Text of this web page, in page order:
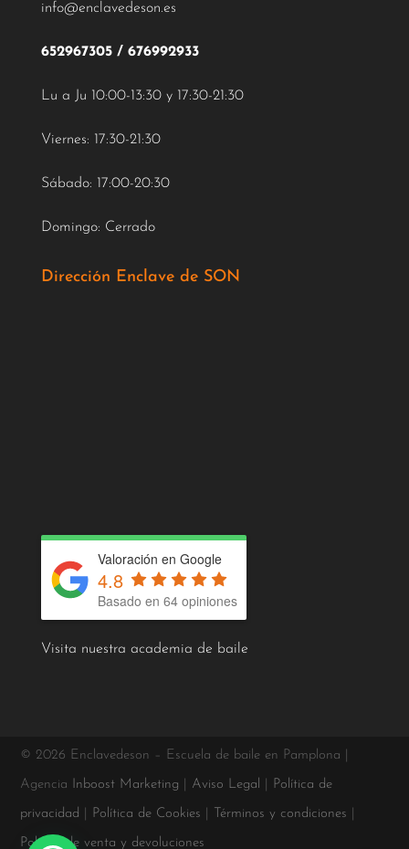
info@enclavedeson.es
652967305/ 676992933
Lu a Ju 10:00-13:30 y 17:30-21:30
Viernes: 17:30-21:30
Sábado: 17:00-20:30
Domingo: Cerrado
Dirección Enclave de SON
Valoración en Google
4.8
Basado en 64 opiniones
Visita nuestra academia de baile
© 2026 Enclavedeson – Escuela de baile en Pamplona |
Agencia Inboost Marketing Aviso Legal Política de
privacidad Política de Cookies Términos y condiciones
Política de venta y devoluciones